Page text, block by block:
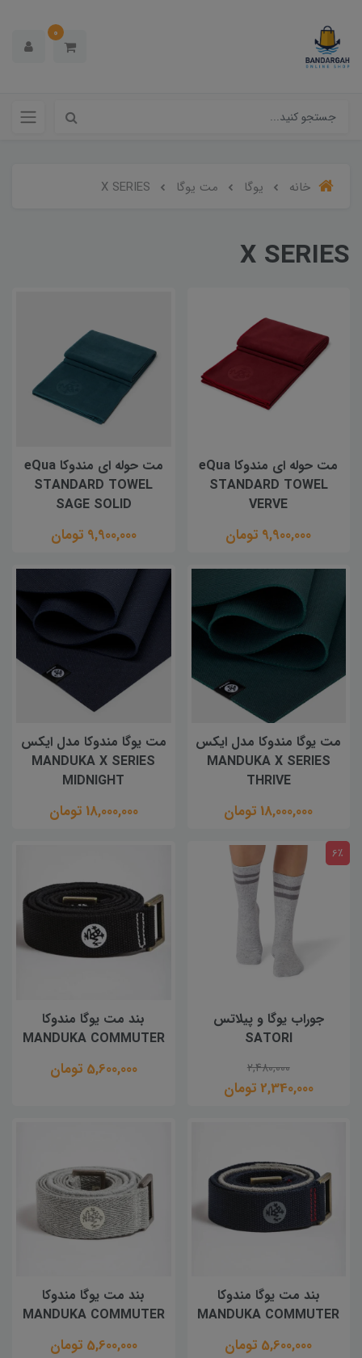
0
خانه یوگا مت یوگا X SERIES
X SERIES
مت حوله ای مندوکا eQua
STANDARD TOWEL
VERVE
9,900,000 تومان
مت حوله ای مندوکا eQua
STANDARD TOWEL
SAGE SOLID
9,900,000 تومان
مت یوگا مندوکا مدل ایکس
MANDUKA X SERIES
THRIVE
18,000,000 تومان
مت یوگا مندوکا مدل ایکس
MANDUKA X SERIES
MIDNIGHT
18,000,000 تومان
جوراب یوگا و پیلاتس
SATORI
2,480,000
2,340,000 تومان
6٪
بند مت یوگا مندوکا
MANDUKA COMMUTER
5,600,000 تومان
بند مت یوگا مندوکا
MANDUKA COMMUTER
5,600,000 تومان
بند مت یوگا مندوکا
MANDUKA COMMUTER
5,600,000 تومان